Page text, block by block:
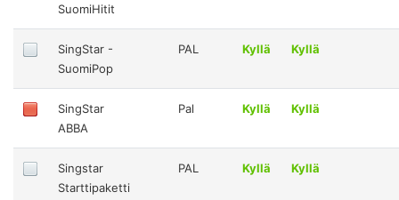
SuomiHitit
SingStar -
SuomiPop
PAL Kyllä Kyllä
SingStar
ABBA
Pal Kyllä Kyllä
Singstar
Starttipaketti
PAL Kyllä Kyllä